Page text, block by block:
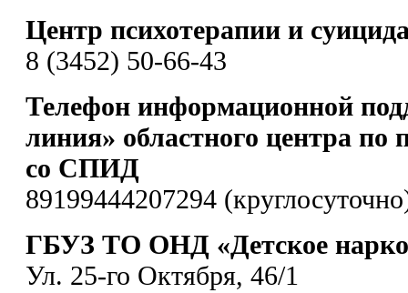
Центр психотерапии и
8 (3452) 50-66-43
Телефон информационной
линия» областного центра по
со СПИД
89199444207294
ГБУЗ ТО ОНД «Детское
Ул. 25-го Октября, 46/1